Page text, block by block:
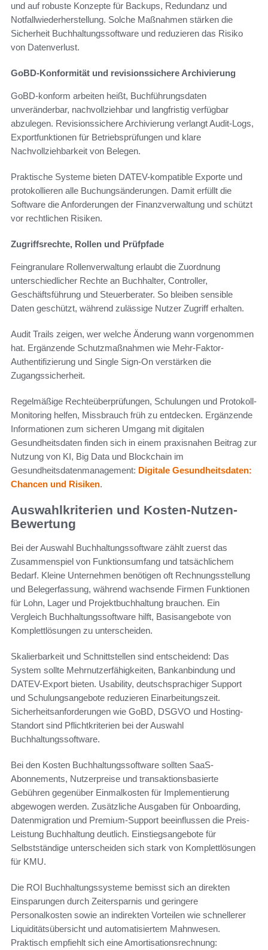
und auf robuste Konzepte für Backups, Redundanz und
Notfallwiederherstellung. Solche Maßnahmen stärken die
Sicherheit Buchhaltungssoftware und reduzieren das Risiko
von Datenverlust.
GoBD-Konformität und revisionssichere Archivierung
GoBD-konform arbeiten heißt, Buchführungsdaten
unveränderbar, nachvollziehbar und langfristig verfügbar
abzulegen. Revisionssichere Archivierung verlangt Audit-Logs,
Exportfunktionen für Betriebsprüfungen und klare
Nachvollziehbarkeit von Belegen.
Praktische Systeme bieten DATEV-kompatible Exporte und
protokollieren alle Buchungsänderungen. Damit erfüllt die
Software die Anforderungen der Finanzverwaltung und schützt
vor rechtlichen Risiken.
Zugriffsrechte, Rollen und Prüfpfade
Feingranulare Rollenverwaltung erlaubt die Zuordnung
unterschiedlicher Rechte an Buchhalter, Controller,
Geschäftsführung und Steuerberater. So bleiben sensible
Daten geschützt, während zulässige Nutzer Zugriff erhalten.
Audit Trails zeigen, wer welche Änderung wann vorgenommen
hat. Ergänzende Schutzmaßnahmen wie Mehr-Faktor-
Authentifizierung und Single Sign-On verstärken die
Zugangssicherheit.
Regelmäßige Rechteüberprüfungen, Schulungen und Protokoll-
Monitoring helfen, Missbrauch früh zu entdecken. Ergänzende
Informationen zum sicheren Umgang mit digitalen
Gesundheitsdaten finden sich in einem praxisnahen Beitrag zur
Nutzung von KI, Big Data und Blockchain im
Gesundheitsdatenmanagement: Digitale Gesundheitsdaten:
Chancen und Risiken.
Auswahlkriterien und Kosten-Nutzen-
Bewertung
Bei der Auswahl Buchhaltungssoftware zählt zuerst das
Zusammenspiel von Funktionsumfang und tatsächlichem
Bedarf. Kleine Unternehmen benötigen oft Rechnungsstellung
und Belegerfassung, während wachsende Firmen Funktionen
für Lohn, Lager und Projektbuchhaltung brauchen. Ein
Vergleich Buchhaltungssoftware hilft, Basisangebote von
Komplettlösungen zu unterscheiden.
Skalierbarkeit und Schnittstellen sind entscheidend: Das
System sollte Mehrnutzerfähigkeiten, Bankanbindung und
DATEV-Export bieten. Usability, deutschsprachiger Support
und Schulungsangebote reduzieren Einarbeitungszeit.
Sicherheitsanforderungen wie GoBD, DSGVO und Hosting-
Standort sind Pflichtkriterien bei der Auswahl
Buchhaltungssoftware.
Bei den Kosten Buchhaltungssoftware sollten SaaS-
Abonnements, Nutzerpreise und transaktionsbasierte
Gebühren gegenüber Einmalkosten für Implementierung
abgewogen werden. Zusätzliche Ausgaben für Onboarding,
Datenmigration und Premium-Support beeinflussen die Preis-
Leistung Buchhaltung deutlich. Einstiegsangebote für
Selbstständige unterscheiden sich stark von Komplettlösungen
für KMU.
Die ROI Buchhaltungssysteme bemisst sich an direkten
Einsparungen durch Zeitersparnis und geringere
Personalkosten sowie an indirekten Vorteilen wie schnellerer
Liquiditätsübersicht und automatisiertem Mahnwesen.
Praktisch empfiehlt sich eine Amortisationsrechnung: